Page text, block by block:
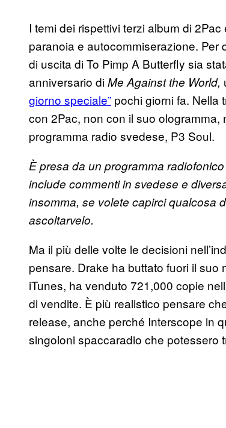
I temi dei rispettivi terzi album di
paranoia e autocommiserazione.
di uscita di To Pimp A Butterfly sia
anniversario diMe Against the World,
giorno speciale” pochi giorni fa. Nella
con 2Pac, non con il suo
programma radio svedese, P3 Soul.
È presa da un programma
include commenti in svedese e
insomma, se volete capirci qualcosa
ascoltarvelo.
Ma il più delle volte le decisioni
pensare. Drake ha buttato fuori il suo
iTunes, ha venduto 721,000 copie
di vendite. È più realistico pensare
release, anche perché Interscope in
singoloni spaccaradio che potessero